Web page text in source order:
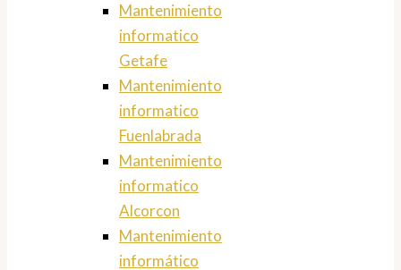
Mantenimiento
informatico
Getafe
Mantenimiento
informatico
Fuenlabrada
Mantenimiento
informatico
Alcorcon
Mantenimiento
informático